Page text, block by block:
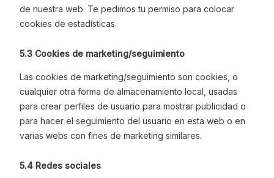
de nuestra web. Te pedimos tu permiso para colocar
cookies de estadísticas.
5.3 Cookies de marketing/seguimiento
Las cookies de marketing/seguimiento son cookies, o
cualquier otra forma de almacenamiento local, usadas
para crear perfiles de usuario para mostrar publicidad o
para hacer el seguimiento del usuario en esta web o en
varias webs con fines de marketing similares.
5.4 Redes sociales